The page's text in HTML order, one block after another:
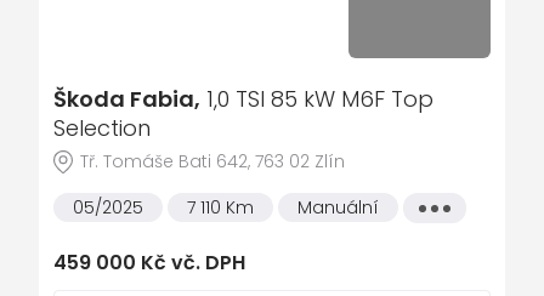
Klimatizace automatická dvouzónová
Nabíjecí USB vzadu
Digitální přístrojový štít
Asistent rozpoznání únavy řidiče
Omezovač rychlosti
Škoda Fabia, 1,0 TSI 85 kW M6F Top
Selection
Tř. Tomáše Bati 642, 763 02 Zlín
05/2025
7 110 Km Manuální
Všechny
459 000 Kč vč. DPH